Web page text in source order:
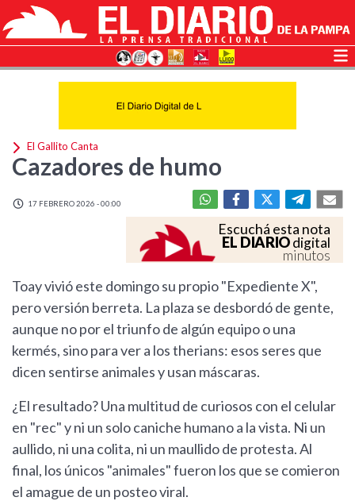
El Gallito Canta
Cazadores de humo
17 FEBRERO 2026 - 00:00
Escuchá esta nota
EL DIARIOdigital
minutos
Toay vivió este domingo su propio "Expediente X",
pero versión berreta. La plaza se desbordó de gente,
aunque no por el triunfo de algún equipo o una
kermés, sino para ver a los therians: esos seres que
dicen sentirse animales y usan máscaras.
¿El resultado? Una multitud de curiosos con el celular
en "rec" y ni un solo caniche humano a la vista. Ni un
aullido, ni una colita, ni un maullido de protesta. Al
final, los únicos "animales" fueron los que se comieron
el amague de un posteo viral.